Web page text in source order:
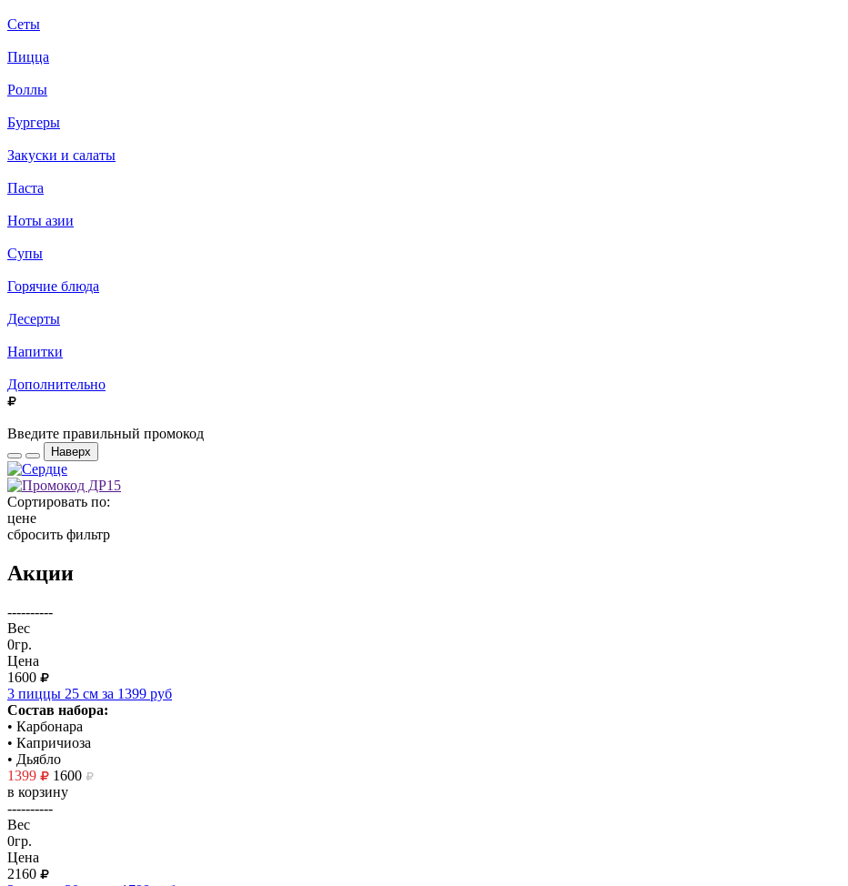
Сеты
Пицца
Роллы
Бургеры
Закуски и салаты
Паста
Ноты азии
Супы
Горячие блюда
Десерты
Напитки
Дополнительно
Введите правильный промокод
Наверх
Сортировать по:
цене
сбросить фильтр
Акции
----------
Вес
0гр.
Цена
1600
3 пиццы 25 см за 1399 руб
Состав набора:
• Карбонара
• Капричиоза
• Дьябло
1399
1600
в корзину
----------
Вес
0гр.
Цена
2160